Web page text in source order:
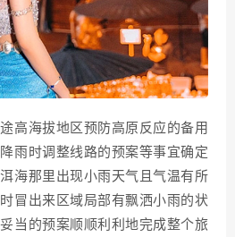
高海拔地区预防高原反应的备用
雨时调整线路的预案等事宜确定
海那里出现小雨天气且气温有所
冒出来区域局部有飘洒小雨的状
当的预案顺顺利利地完成整个旅